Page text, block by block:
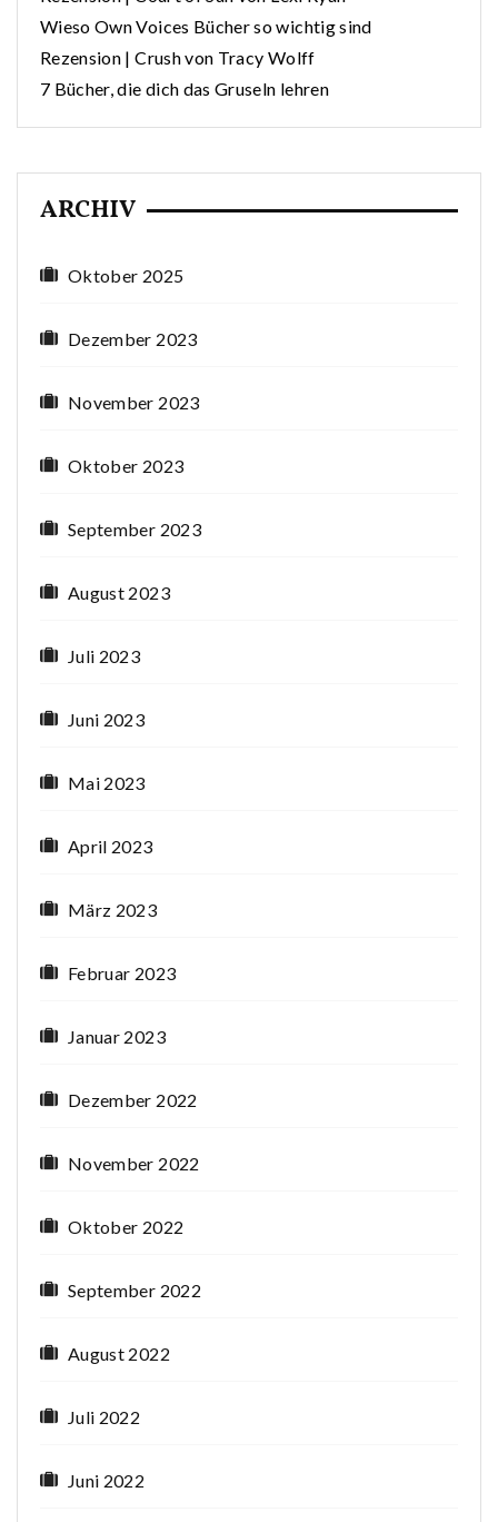
Wieso Own Voices Bücher so wichtig sind
Rezension | Crush von Tracy Wolff
7 Bücher, die dich das Gruseln lehren
ARCHIV
Oktober 2025
Dezember 2023
November 2023
Oktober 2023
September 2023
August 2023
Juli 2023
Juni 2023
Mai 2023
April 2023
März 2023
Februar 2023
Januar 2023
Dezember 2022
November 2022
Oktober 2022
September 2022
August 2022
Juli 2022
Juni 2022